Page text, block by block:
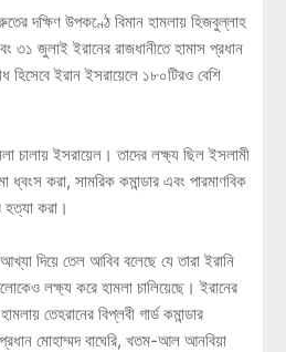
দক্ষিণ উপকণ্ঠে বিমান হামলায় হিজবুল্লাহ
৩১ জুলাই ইরানের রাজধানীতে হামাস প্রধান
হিসেবে ইরান ইসরায়েলে ১৮০টিরও বেশি
চালায় ইসরায়েল। তাদের লক্ষ্য ছিল ইসলামী
ধ্বংস করা, সামরিক কমান্ডার এবং পারমাণবিক
হত্যা করা।
দিয়ে তেল আবিব বলেছে যে তারা ইরানি
লক্ষ্য করে হামলা চালিয়েছে। ইরানের
তেহরানের বিপ্লবী গার্ড কমান্ডার
মোহাম্মদ বাঘেরি, খতম-আল আনবিয়া